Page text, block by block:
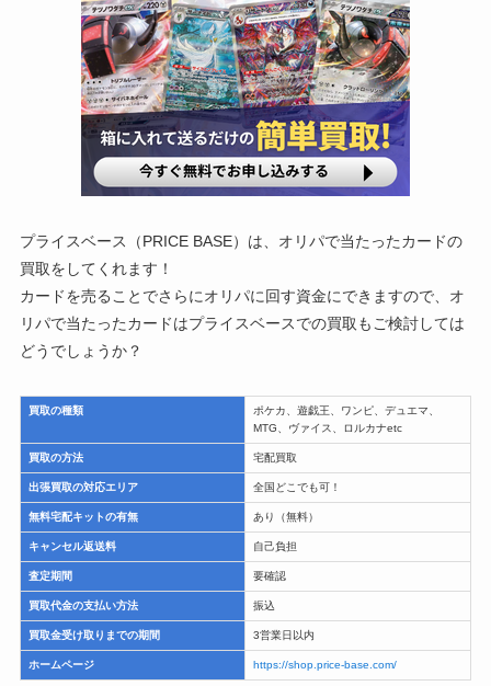
プライスベース（PRICE BASE）は、オリパで当たったカードの
買取をしてくれます！
カードを売ることでさらにオリパに回す資金にできますので、オ
リパで当たったカードはプライスベースでの買取もご検討しては
どうでしょうか？
買取の種類
ポケカ、遊戯王、ワンピ、デュエマ、
MTG、ヴァイス、ロルカナetc
買取の方法 宅配買取
出張買取の対応エリア 全国どこでも可！
無料宅配キットの有無 あり（無料）
キャンセル返送料 自己負担
査定期間 要確認
買取代金の支払い方法 振込
買取金受け取りまでの期間 3営業日以内
ホームページ https://shop.price-base.com/